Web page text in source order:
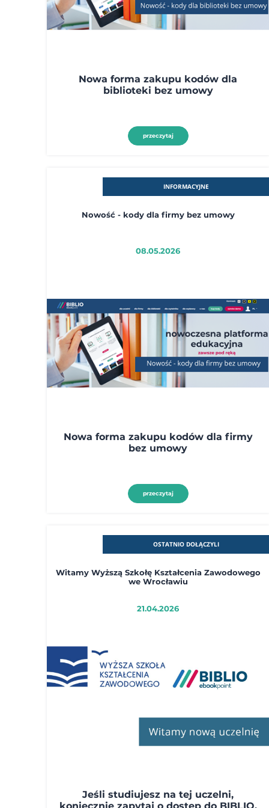
Nowa forma zakupu kodów dla
biblioteki bez umowy
przeczytaj
INFORMACYJNE
Nowość - kody dla firmy bez umowy
08.05.2026
Nowa forma zakupu kodów dla firmy
bez umowy
przeczytaj
OSTATNIO DOŁĄCZYLI
Witamy Wyższą Szkołę Kształcenia Zawodowego
we Wrocławiu
21.04.2026
Jeśli studiujesz na tej uczelni,
koniecznie zapytaj o dostęp do BIBLIO.